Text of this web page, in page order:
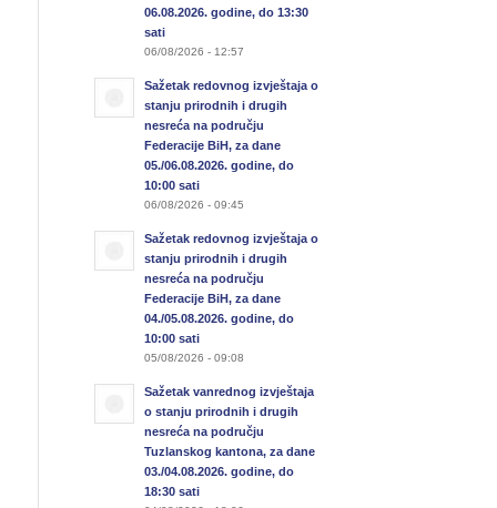
06.08.2026. godine, do 13:30
sati
06/08/2026 - 12:57
Sažetak redovnog izvještaja o
stanju prirodnih i drugih
nesreća na području
Federacije BiH, za dane
05./06.08.2026. godine, do
10:00 sati
06/08/2026 - 09:45
Sažetak redovnog izvještaja o
stanju prirodnih i drugih
nesreća na području
Federacije BiH, za dane
04./05.08.2026. godine, do
10:00 sati
05/08/2026 - 09:08
Sažetak vanrednog izvještaja
o stanju prirodnih i drugih
nesreća na području
Tuzlanskog kantona, za dane
03./04.08.2026. godine, do
18:30 sati